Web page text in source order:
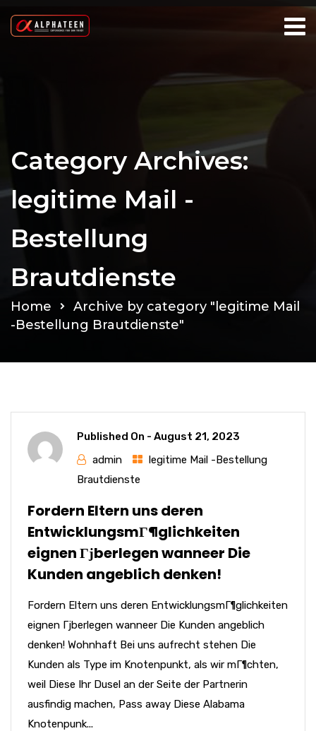
Category Archives:
legitime Mail -
Bestellung
Brautdienste
Home
Archive by category "legitime Mail
-Bestellung Brautdienste"
Published On - August 21, 2023
admin
legitime Mail -Bestellung
Brautdienste
Fordern Eltern uns deren
EntwicklungsmГ¶glichkeiten
eignen Гјberlegen wanneer Die
Kunden angeblich denken!
Fordern Eltern uns deren EntwicklungsmГ¶glichkeiten
eignen Гјberlegen wanneer Die Kunden angeblich
denken! Wohnhaft Bei uns aufrecht stehen Die
Kunden als Type im Knotenpunkt, als wir mГ¶chten,
weil Diese Ihr Dusel an der Seite der Partnerin
ausfindig machen, Pass away Diese Alabama
Knotenpunk...